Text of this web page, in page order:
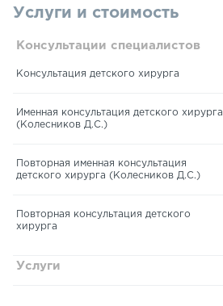
Услуги и стоимость
Консультации специалистов
Консультация детского хирурга
Именная консультация детского хирурга
(Колесников Д.С.)
Повторная именная консультация
детского хирурга (Колесников Д.С.)
Повторная консультация детского
хирурга
Услуги